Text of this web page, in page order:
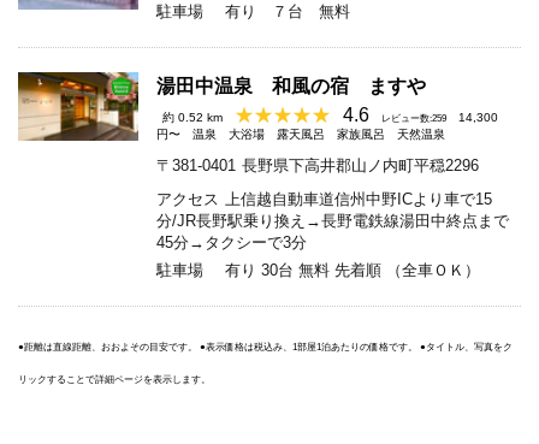
駐車場
有り ７台 無料
湯田中温泉 和風の宿 ますや
約 0.52 km 4.6 レビュー数:259
14,300
円〜
温泉 大浴場 露天風呂 家族風呂 天然温泉
〒381-0401 長野県下高井郡山ノ内町平穏2296
アクセス
上信越自動車道信州中野ICより車で15
分/JR長野駅乗り換え→長野電鉄線湯田中終点まで
45分→タクシーで3分
駐車場
有り 30台 無料 先着順 （全車ＯＫ）
●距離は直線距離、おおよその目安です。 ●表示価格は税込み、1部屋1泊あたりの価格です。 ●タイトル、写真をク
リックすることで詳細ページを表示します。